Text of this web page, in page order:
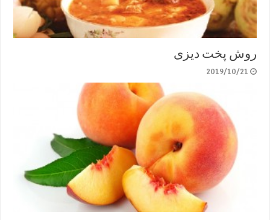
روش پخت دیزی
2019/10/21